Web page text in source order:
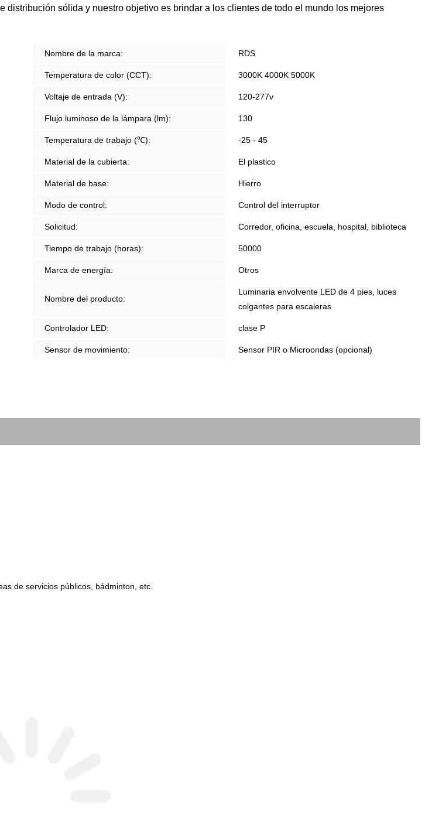
sólida y nuestro objetivo es brindar a los clientes de todo el mundo los mejores
Nombre de la marca: RDS
Temperatura de color (CCT): 3000K 4000K 5000K
Voltaje de entrada (V): 120-277v
Flujo luminoso de la lámpara (lm): 130
Temperatura de trabajo (℃): -25 - 45
Material de la cubierta: El plastico
Material de base: Hierro
Modo de control: Control del interruptor
Solicitud: Corredor, oficina, escuela, hospital, biblioteca
Tiempo de trabajo (horas): 50000
Marca de energía: Otros
Nombre del producto:
Luminaria envolvente LED de 4 pies, luces
colgantes para escaleras
Controlador LED: clase P
Sensor de movimiento: Sensor PIR o Microondas (opcional)
de servicios públicos, bádminton, etc.